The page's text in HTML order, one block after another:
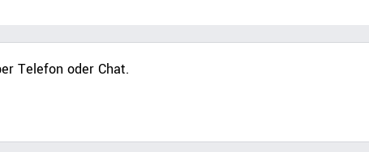
Telefon oder Chat.